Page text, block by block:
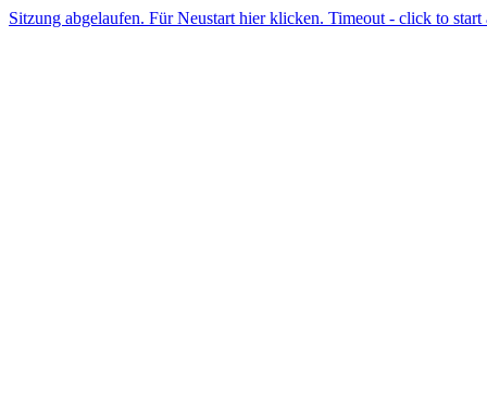
Sitzung abgelaufen. Für Neustart hier klicken. Timeout - click to start